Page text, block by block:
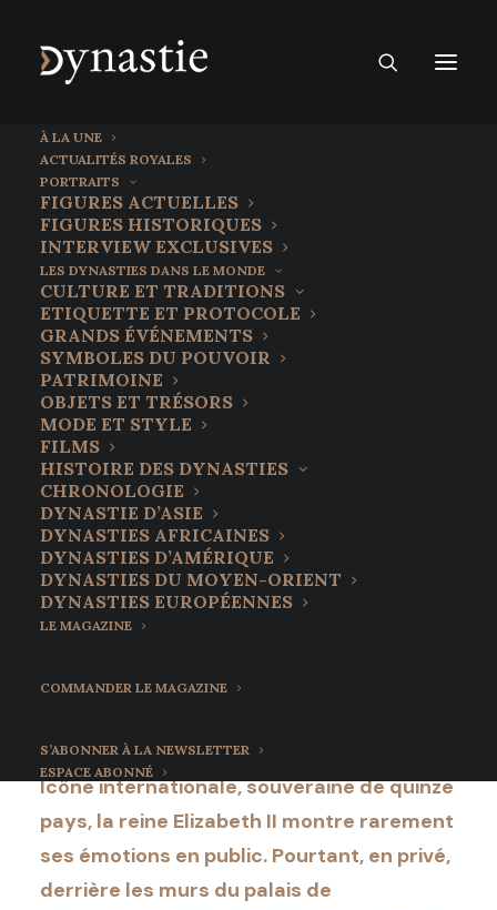
À LA UNE
ACTUALITÉS ROYALES
PORTRAITS
FIGURES ACTUELLES
FIGURES HISTORIQUES
INTERVIEW EXCLUSIVES
LES DYNASTIES DANS LE MONDE
CULTURE ET TRADITIONS
ETIQUETTE ET PROTOCOLE
GRANDS ÉVÉNEMENTS
SYMBOLES DU POUVOIR
PATRIMOINE
OBJETS ET TRÉSORS
MODE ET STYLE
FILMS
HISTOIRE DES DYNASTIES
CHRONOLOGIE
DYNASTIE D’ASIE
DYNASTIES AFRICAINES
DYNASTIES D’AMÉRIQUE
DYNASTIES DU MOYEN-ORIENT
DYNASTIES EUROPÉENNES
LE MAGAZINE
COMMANDER LE MAGAZINE
S’ABONNER À LA NEWSLETTER
ESPACE ABONNÉ
La reine Elizabeth II,
un humour so british !
30 mai 2022
Icône internationale, souveraine de quinze
pays, la reine Elizabeth II montre rarement
ses émotions en public. Pourtant, en privé,
derrière les murs du palais de